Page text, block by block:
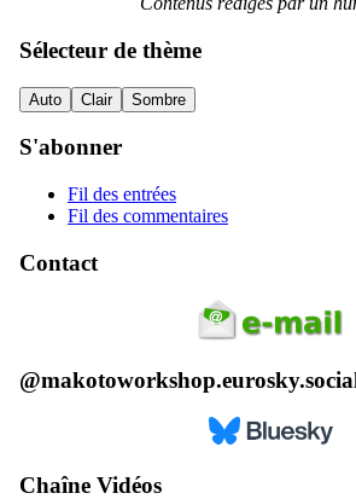
Sélecteur de thème
Auto Clair Sombre
S'abonner
Fil des entrées
Fil des commentaires
Contact
Chaîne Vidéos